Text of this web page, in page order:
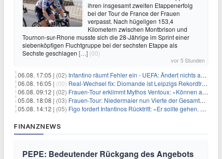
ihren insgesamt zweiten Etappenerfolg
bei der Tour de France der Frauen
verpasst. Nach hügeligen 153,4
Kilometern zwischen Montbrison und
Tournon-sur-Rhone musste sich die 28-Jährige im Sprint einer
siebenköpfigen Fluchtgruppe bei der sechsten Etappe als
Sechste geschlagen […] (00)
vor 5 Stunden
06.08. 17:05 | (02) Infantino räumt Fehler ein - UEFA: Ändert nichts an Boykott
06.08. 16:05 | (00) Real-Wechsel fix: Diomande ist Leipzigs Rekordtransfer
06.08. 09:12 | (02) Frauen-Tour erklimmt Mythos Ventoux: «Können alles schaffen»
05.08. 18:08 | (03) Frauen-Tour: Niedermaier nun Vierte der Gesamtwertung
05.08. 14:12 | (05) Figo fordert Infantinos Rücktritt: «Er sollte gehen. Jetzt»
FINANZNEWS
PEPE: Bedeutender Rückgang des Angebots